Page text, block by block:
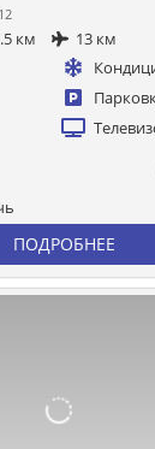
км
13 км
ПОДРОБНЕЕ